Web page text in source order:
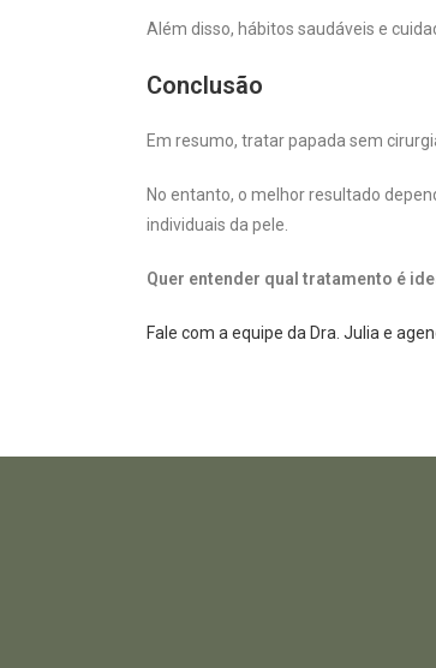
Além disso, hábitos saudáveis e
Conclusão
Em resumo, tratar papada sem
No entanto, o melhor resultado
individuais da pele.
Quer entender qual tratamento é
Fale com a equipe da Dra. Julia e